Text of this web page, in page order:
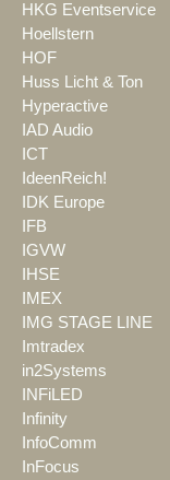
HKG Eventservice
Hoellstern
HOF
Huss Licht & Ton
Hyperactive
IAD Audio
ICT
IdeenReich!
IDK Europe
IFB
IGVW
IHSE
IMEX
IMG STAGE LINE
Imtradex
in2Systems
INFiLED
Infinity
InfoComm
InFocus